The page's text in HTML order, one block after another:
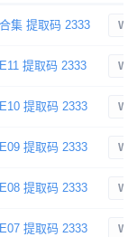
集 提取码 2333
提取码 2333
提取码 2333
提取码 2333
提取码 2333
提取码 2333